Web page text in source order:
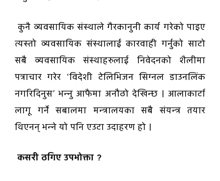
कुनै व्यवसायिक संस्थाले गैरकानुनी कार्य गरेको पाइए
त्यस्तो व्यवसायिक संस्थालाई कारवाही गर्नुको साटो
सबै व्यवसायिक संस्थाहरुलाई निवेदनको शैलीमा
पत्राचार गरेर ‘विदेशी टेलिभिजन सिग्नल डाउनलिंक
नगरिदिनुस’ भन्नु आफैमा अनौठो देखिन्छ । आलाकार्टा
लागू गर्ने सबालमा मन्त्रालयका सबै संयन्त्र तयार
थिएनन् भन्ने यो पनि एउटा उदाहरण हो ।
कसरी ठगिए उपभोक्ता ?